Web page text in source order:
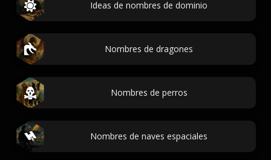
Ideas de nombres de dominio
Nombres de dragones
Nombres de perros
Nombres de naves espaciales